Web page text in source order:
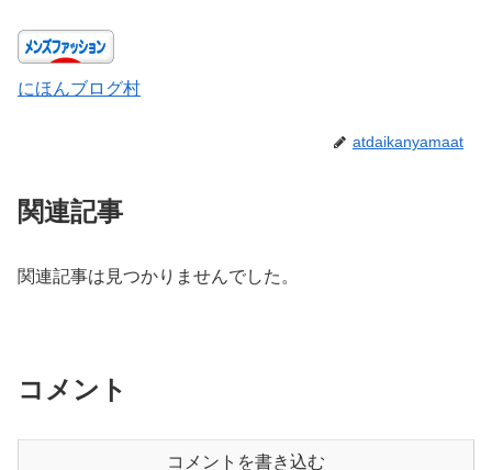
にほんブログ村
atdaikanyamaat
関連記事
関連記事は見つかりませんでした。
コメント
コメントを書き込む